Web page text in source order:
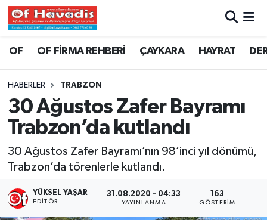
OF OF FİRMA REHBERİ ÇAYKARA HAYRAT
HABERLER TRABZON
30 Ağustos Zafer Bayramı
Trabzon’da kutlandı
30 Ağustos Zafer Bayramı’nın 98’inci yıl dönümü,
Trabzon’da törenlerle kutlandı.
YÜKSEL YAŞAR
EDITÖR
31.08.2020 - 04:33
YAYINLANMA
163
GÖSTERIM
Trabzon Nöbetçi Eczaneler
Trabzon Namaz Vakitleri
Trabzon Trafik Yoğunluk Haritası
Süper Lig Puan Durumu ve Fikstür
Tüm Manşetler